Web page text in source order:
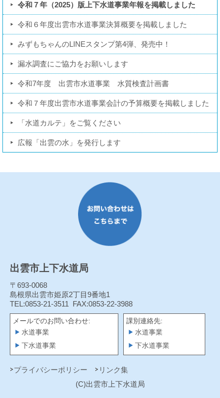
令和７年（2025）版上下水道事業年報を掲載しました
令和６年度出雲市水道事業決算概要を掲載しました
みずもちゃんのLINEスタンプ第4弾、発売中！
漏水調査にご協力をお願いします
令和7年度 出雲市水道事業 水質検査計画書
令和７年度出雲市水道事業会計の予算概要を掲載しました
「水道カルテ」をご覧ください
広報「出雲の水」を発行します
出雲市上下水道局
〒693-0068
島根県出雲市姫原2丁目9番地1
TEL:0853-21-3511
FAX:0853-22-3988
メールでのお問い合わせ:
水道事業
下水道事業
課別連絡先:
水道事業
下水道事業
プライバシーポリシー
リンク集
(C)出雲市上下水道局